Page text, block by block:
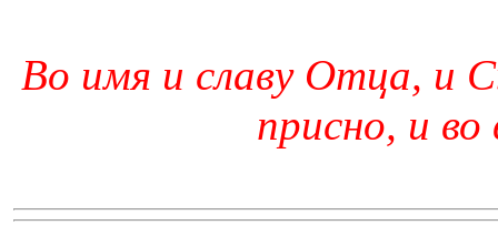
Во имя и славу Отца, и
присно, и во